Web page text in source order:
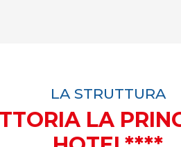
LA STRUTTURA
LA